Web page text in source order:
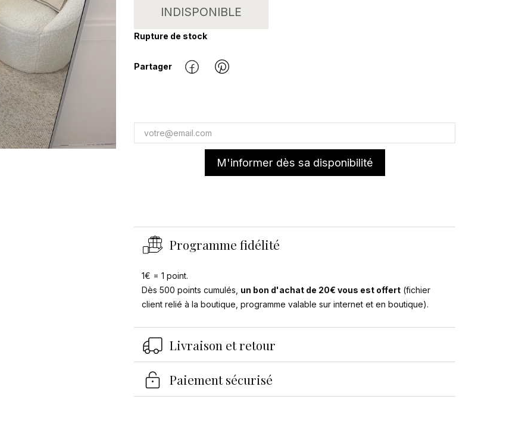
INDISPONIBLE
Rupture de stock
Partager
M'informer dès sa disponibilité
Programme fidélité
1€ = 1 point.
Dès 500 points cumulés, un bon d'achat de 20€ vous est offert(fichier
client relié à la boutique, programme valable sur internet et en boutique).
Livraison et retour
Paiement sécurisé